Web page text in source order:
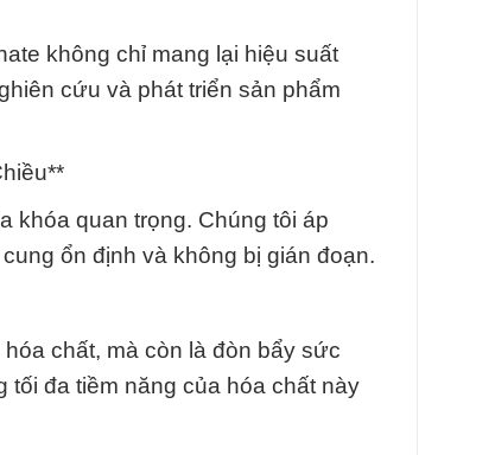
không chỉ mang lại hiệu suất
cứu và phát triển sản phẩm
khóa quan trọng. Chúng tôi áp
ổn định và không bị gián đoạn.
chất, mà còn là đòn bẩy sức
tối đa tiềm năng của hóa chất này